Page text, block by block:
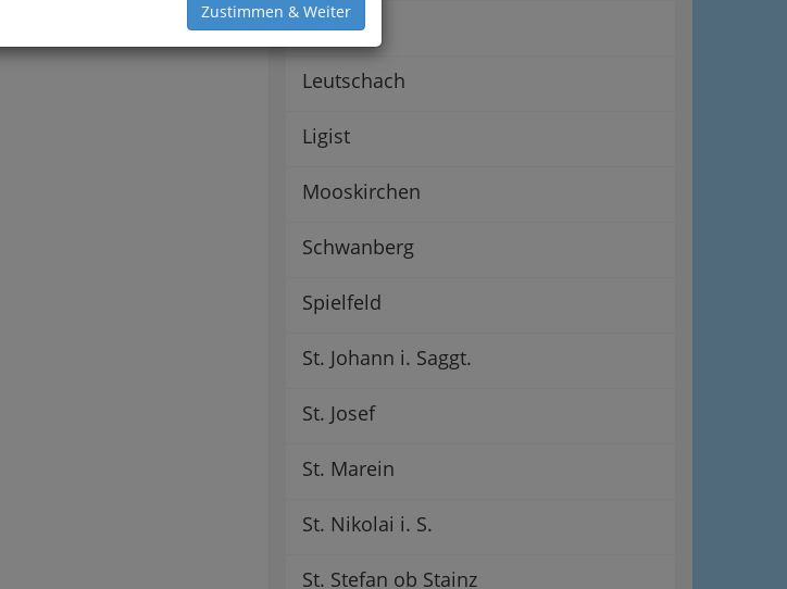
Zustimmen & Weiter
Leibnitz
Leutschach
Ligist
Mooskirchen
Schwanberg
Spielfeld
St. Johann i. Saggt.
St. Josef
St. Marein
St. Nikolai i. S.
St. Stefan ob Stainz